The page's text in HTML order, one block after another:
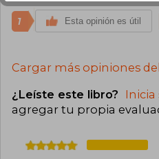
1 Esta opinión es útil
Cargar más opiniones
¿Leíste este libro? Inicia
agregar tu propia